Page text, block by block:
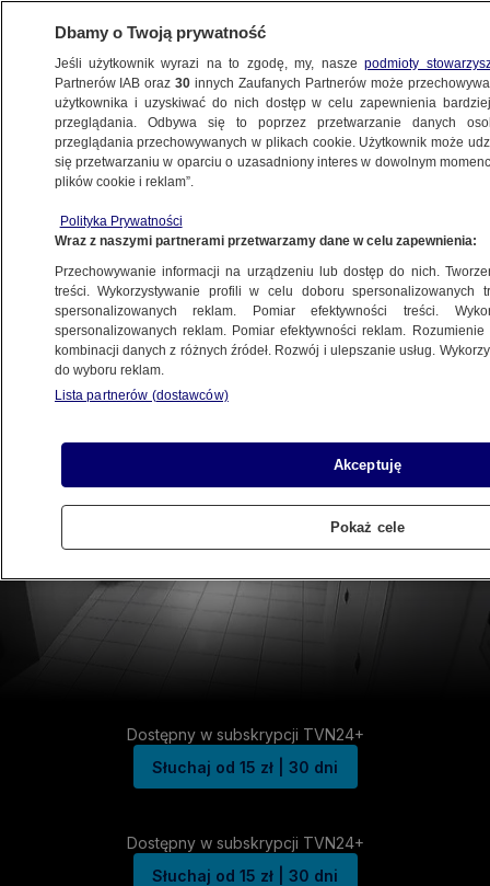
Dostępny w subskrypcji TVN24+
Słuchaj od 15 zł | 30 dni
Dostępny w subskrypcji TVN24+
Słuchaj od 15 zł | 30 dni
Dbamy o Twoją prywatność
Jeśli użytkownik wyrazi na to zgodę, my, naszepodmioty
Partnerów IAB oraz30 innych Zaufanych Partnerów może
użytkownika i uzyskiwać do nich dostęp w celu zapewnienia
przeglądania. Odbywa się to poprzez przetwarzanie danych
przeglądania przechowywanych w plikach cookie. Użytkownik może
się przetwarzaniu w oparciu o uzasadniony interes w dowolnym
plików cookie i reklam”.
Polityka Prywatności
Wraz z naszymi partnerami przetwarzamy dane w celu zapewnienia:
Przechowywanie informacji na urządzeniu lub dostęp do nich.
treści. Wykorzystywanie profili w celu doboru spersonalizowanych
spersonalizowanych reklam. Pomiar efektywności treści.
spersonalizowanych reklam. Pomiar efektywności reklam.
kombinacji danych z różnych źródeł. Rozwój i ulepszanie usług.
do wyboru reklam.
Lista partnerów (dostawców)
Akceptuję
Pokaż cele